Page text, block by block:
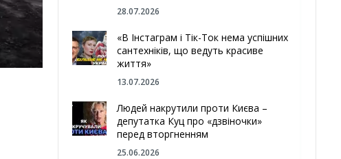
28.07.2026
«В Інстаграм і Тік-Ток нема успішних
сантехніків, що ведуть красиве
життя»
13.07.2026
Людей накрутили проти Києва –
депутатка Куц про «дзвіночки»
перед вторгненням
25.06.2026